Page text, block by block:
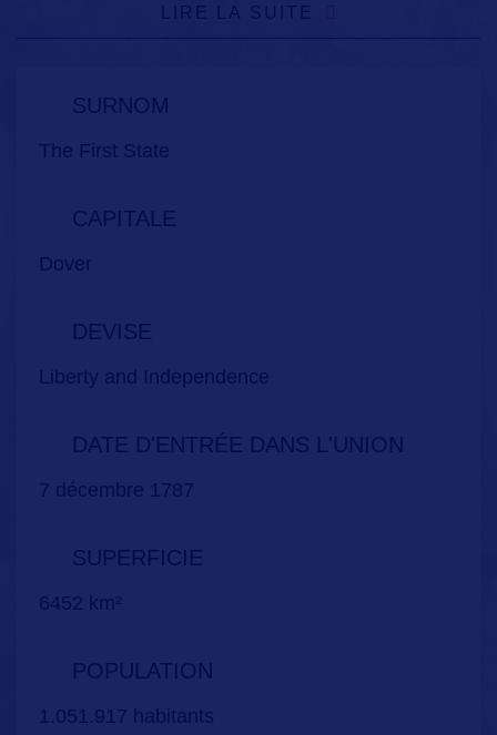
LIRE LA SUITE
SURNOM
The First State
CAPITALE
Dover
DEVISE
Liberty and Independence
DATE D'ENTRÉE DANS L'UNION
7 décembre 1787
SUPERFICIE
6452 km²
POPULATION
1.051.917 habitants